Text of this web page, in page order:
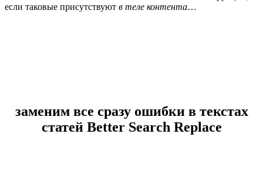
если таковые присутствуют в теле контента…
заменим все сразу ошибки в текстах
статей Better Search Replace